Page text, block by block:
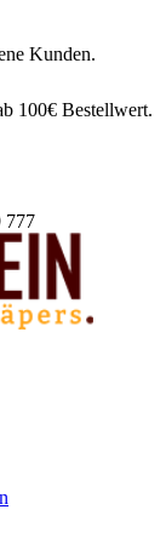
Kunden.
100€ Bestellwert.
777